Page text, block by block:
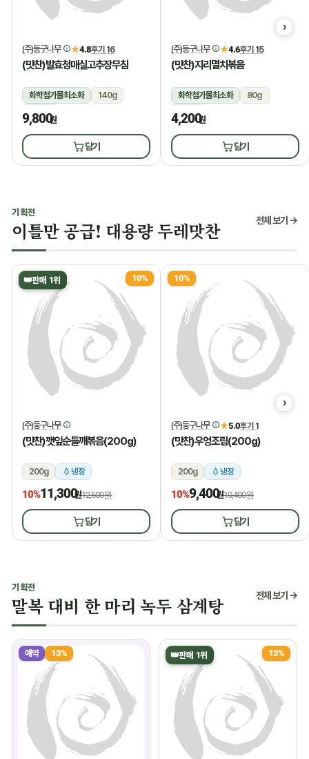
(주)둥구나무 ★4.8후기 16
(맛찬)발효청매실고추장무침
화학첨가물최소화
140g
냉장
9,800원
담기
(주)둥구나무 ★4.6후기 15
(맛찬)지리멸치볶음
화학첨가물최소화
80g
냉장
4,200원
담기
기획전
이틀만 공급! 대용량 두레맛찬 전체 보기 →
👑판매 1위 10%
(주)둥구나무
(맛찬)깻잎순들깨볶음(200g)
200g 냉장
10%11,300원12,600원
담기
10%
(주)둥구나무 ★5.0후기 1
(맛찬)우엉조림(200g)
200g 냉장
10%9,400원10,400원
담기
기획전
말복 대비 한 마리 녹두 삼계탕 전체 보기 →
예약 13% 👑판매 1위 13%